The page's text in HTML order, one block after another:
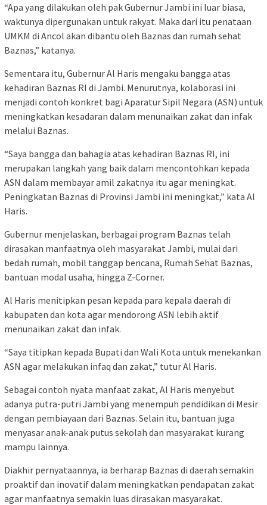
“Apa yang dilakukan oleh pak Gubernur Jambi ini luar biasa,
waktunya dipergunakan untuk rakyat. Maka dari itu penataan
UMKM di Ancol akan dibantu oleh Baznas dan rumah sehat
Baznas,” katanya.
Sementara itu, Gubernur Al Haris mengaku bangga atas
kehadiran Baznas RI di Jambi. Menurutnya, kolaborasi ini
menjadi contoh konkret bagi Aparatur Sipil Negara (ASN) untuk
meningkatkan kesadaran dalam menunaikan zakat dan infak
melalui Baznas.
“Saya bangga dan bahagia atas kehadiran Baznas RI, ini
merupakan langkah yang baik dalam mencontohkan kepada
ASN dalam membayar amil zakatnya itu agar meningkat.
Peningkatan Baznas di Provinsi Jambi ini meningkat,” kata Al
Haris.
Gubernur menjelaskan, berbagai program Baznas telah
dirasakan manfaatnya oleh masyarakat Jambi, mulai dari
bedah rumah, mobil tanggap bencana, Rumah Sehat Baznas,
bantuan modal usaha, hingga Z-Corner.
Al Haris menitipkan pesan kepada para kepala daerah di
kabupaten dan kota agar mendorong ASN lebih aktif
menunaikan zakat dan infak.
“Saya titipkan kepada Bupati dan Wali Kota untuk menekankan
ASN agar melakukan infaq dan zakat,” tutur Al Haris.
Sebagai contoh nyata manfaat zakat, Al Haris menyebut
adanya putra-putri Jambi yang menempuh pendidikan di Mesir
dengan pembiayaan dari Baznas. Selain itu, bantuan juga
menyasar anak-anak putus sekolah dan masyarakat kurang
mampu lainnya.
Diakhir pernyataannya, ia berharap Baznas di daerah semakin
proaktif dan inovatif dalam meningkatkan pendapatan zakat
agar manfaatnya semakin luas dirasakan masyarakat.